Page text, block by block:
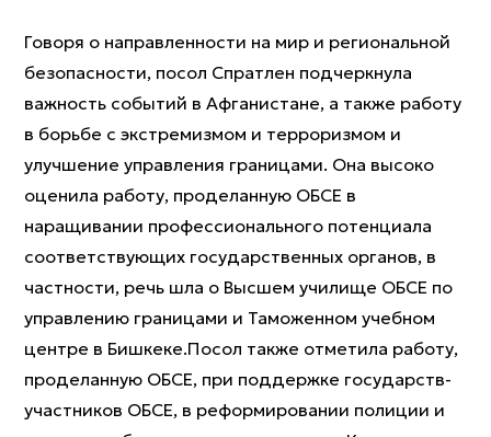
Говоря о направленности на мир и региональной
безопасности, посол Спратлен подчеркнула
важность событий в Афганистане, а также работу
в борьбе с экстремизмом и терроризмом и
улучшение управления границами. Она высоко
оценила работу, проделанную ОБСЕ в
наращивании профессионального потенциала
соответствующих государственных органов, в
частности, речь шла о Высшем училище ОБСЕ по
управлению границами и Таможенном учебном
центре в Бишкеке.Посол также отметила работу,
проделанную ОБСЕ, при поддержке государств-
участников ОБСЕ, в реформировании полиции и